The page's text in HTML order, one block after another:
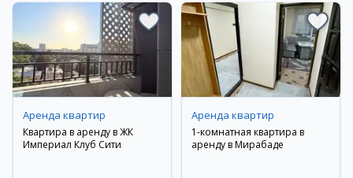
Аренда квартир
Квартира в аренду в ЖК
Империал Клуб Сити
Аренда квартир
1-комнатная квартира в
аренду в Мирабаде